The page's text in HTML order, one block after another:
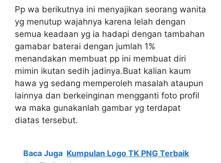
Pp wa berikutnya ini menyajikan seorang wanita
yg menutup wajahnya karena lelah dengan
semua keadaan yg ia hadapi dengan tambahan
gamabar baterai dengan jumlah 1%
menandakan membuat pp ini membuat diri
mimin ikutan sedih jadinya.Buat kalian kaum
hawa yg sedang memperoleh masalah ataupun
lainnya dan berkeinginan mengganti foto profil
wa maka gunakanlah gambar yg terdapat
diatas tersebut.
Baca Juga Kumpulan Logo TK PNG Terbaik